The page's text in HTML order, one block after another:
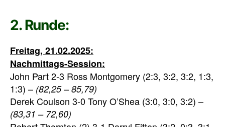
2. Runde:
Freitag, 21.02.2025:
Nachmittags-Session:
John Part 2-3 Ross Montgomery (2:3, 3:2, 3:2, 1:3,
1:3) – (82,25 – 85,79)
Derek Coulson 3-0 Tony O’Shea (3:0, 3:0, 3:2) –
(83,31 – 72,60)